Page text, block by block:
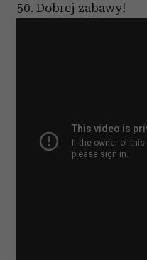
50. Dobrej zabawy!